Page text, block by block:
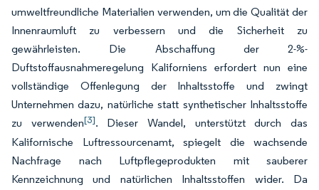
umweltfreundliche Materialien verwenden, um die Qualität der
Innenraumluft zu verbessern und die Sicherheit zu
gewährleisten. Die Abschaffung der 2-%-
Duftstoffausnahmeregelung Kaliforniens erfordert nun eine
vollständige Offenlegung der Inhaltsstoffe und zwingt
Unternehmen dazu, natürliche statt synthetischer Inhaltsstoffe
zu verwenden[3]. Dieser Wandel, unterstützt durch das
Kalifornische Luftressourcenamt, spiegelt die wachsende
Nachfrage nach Luftpflegeprodukten mit sauberer
Kennzeichnung und natürlichen Inhaltsstoffen wider. Da